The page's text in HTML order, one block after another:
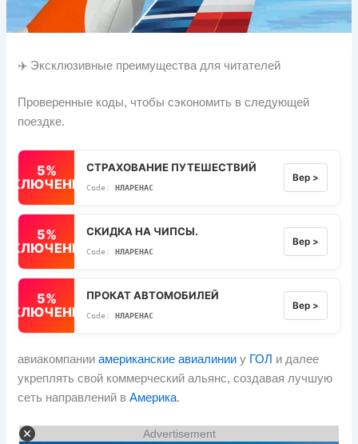
✈️ Эксклюзивные преимущества для читателей
Проверенные коды, чтобы сэкономить в следующей
поездке.
5%
СТРАХОВАНИЕ ПУТЕШЕСТВИЙ
НЛАРЕНАС
Вер >
5%
СКИДКА НА ЧИПСЫ.
НЛАРЕНАС
Вер >
5%
ПРОКАТ АВТОМОБИЛЕЙ
НЛАРЕНАС
Вер >
авиакомпанииамериканские авиалинии у ГОЛ и далее
укреплять свой коммерческий альянс, создавая лучшую
сеть направлений вАмерика.
Advertisement